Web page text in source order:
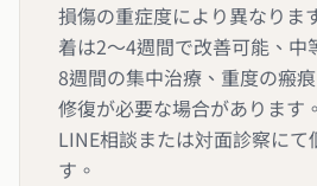
損傷の重症度により異なりま
着は2〜4週間で改善可能、中
8週間の集中治療、重度の瘢
修復が必要な場合があります
LINE相談または対面診察にて
す。